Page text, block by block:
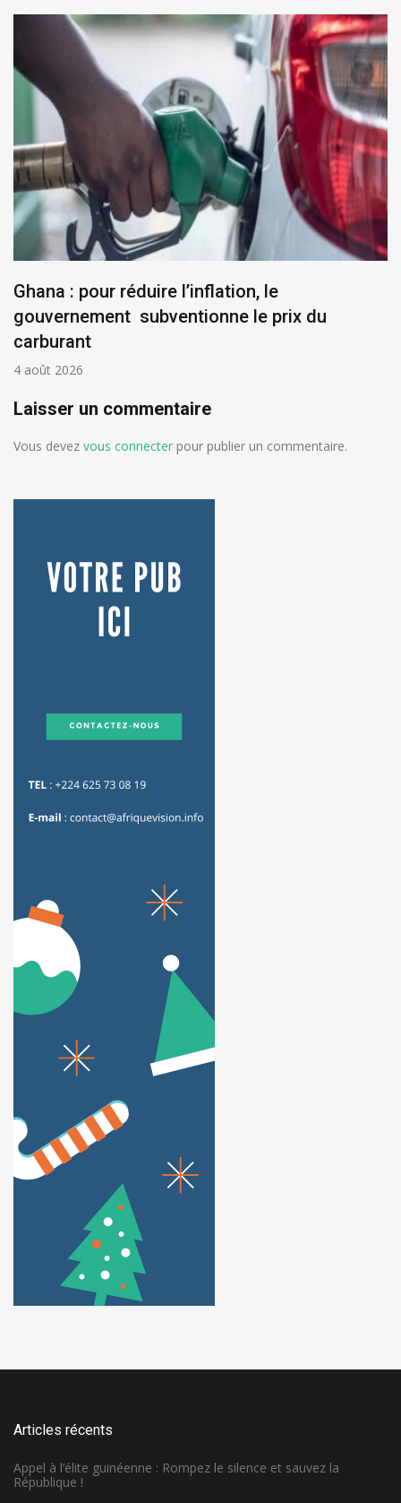
Ghana : pour réduire l’inflation, le
gouvernement subventionne le prix du
carburant
4 août 2026
Laisser un commentaire
Vous devez vous connecter pour publier un commentaire.
Articles récents
Appel à l’élite guinéenne : Rompez le silence et sauvez la
République !